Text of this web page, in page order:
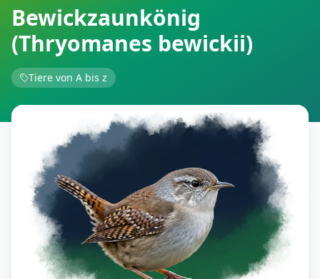
Bewickzaunkönig
(Thryomanes bewickii)
Tiere von A bis z